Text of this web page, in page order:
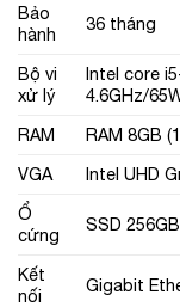
Bảo
hành
36 tháng
Bộ vi
xử lý
Intel core
4.6GHz/
RAM
RAM 8GB
VGA
Intel UHD
Ổ
cứng
SSD
Kết
nối
Gigabit